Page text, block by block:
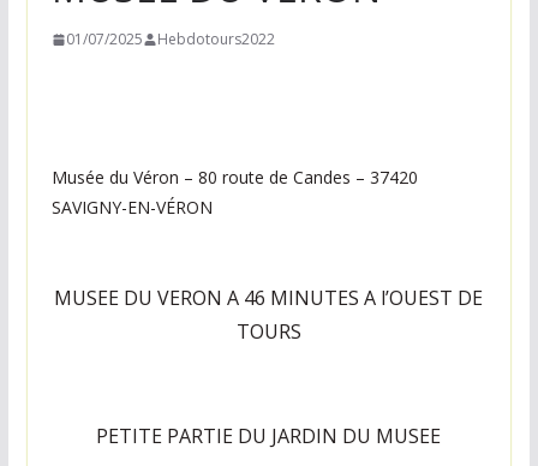
o
é
e
o
e
01/07/2025 Hebdotours2022
Musée du Véron – 80 route de Candes – 37420
SAVIGNY-EN-VÉRON
MUSEE DU VERON A 46 MINUTES A l’OUEST DE
TOURS
PETITE PARTIE DU JARDIN DU MUSEE